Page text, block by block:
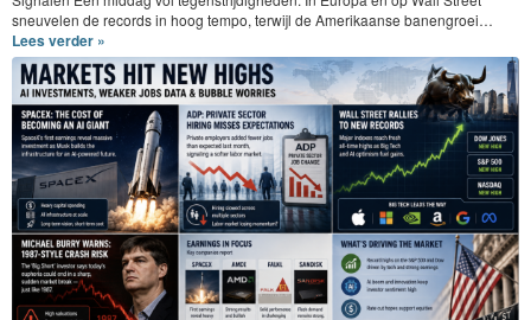
sneu­ve­len de records in hoog tem­po, ter­wi­jl de Amerikaanse banengroei…
Lees verder »